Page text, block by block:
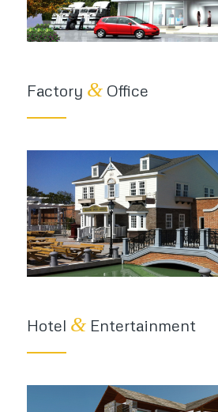
Factory &Office
Hotel &Entertainment